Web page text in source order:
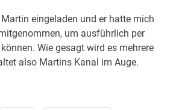
eingeladen und er hatte mich
um ausführlich per
Wie gesagt wird es mehrere
also Martins Kanal im Auge.